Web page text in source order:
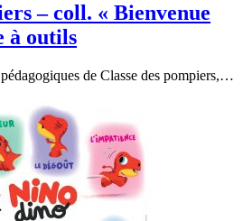
– coll. « Bienvenue
à outils
de Classe des pompiers,…